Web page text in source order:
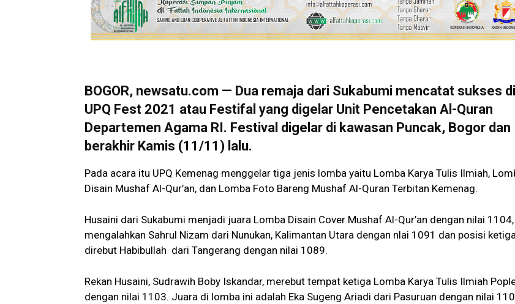
BOGOR, newsatu.com — Dua remaja dari Sukabumi mencatat sukses di
UPQ Fest 2021 atau Festifal yang digelar Unit Pencetakan Al-Quran
Departemen Agama RI. Festival digelar di kawasan Puncak, Bogor dan
berakhir Kamis (11/11) lalu.
Pada acara itu UPQ Kemenag menggelar tiga jenis lomba yaitu Lomba Karya Tulis Ilmiah,
Disain Mushaf Al-Qur’an, dan Lomba Foto Bareng Mushaf Al-Quran Terbitan Kemenag.
Husaini dari Sukabumi menjadi juara Lomba Disain Cover Mushaf Al-Qur’an dengan nilai 1104,
mengalahkan Sahrul Nizam dari Nunukan, Kalimantan Utara dengan nlai 1091 dan posisi
direbut Habibullah dari Tangerang dengan nilai 1089.
Rekan Husaini, Sudrawih Boby Iskandar, merebut tempat ketiga Lomba Karya Tulis Ilmiah
dengan nilai 1103. Juara di lomba ini adalah Eka Sugeng Ariadi dari Pasuruan dengan nilai